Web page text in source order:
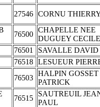
27546 CORNU
76500
CHAPELLE NEE
DUGUEY CECILE
76501
SAVALLE DAVID
76518 LESUEUR
76503
HALPIN GOSSET
PATRICK
76515
SAUTREUIL
PAUL